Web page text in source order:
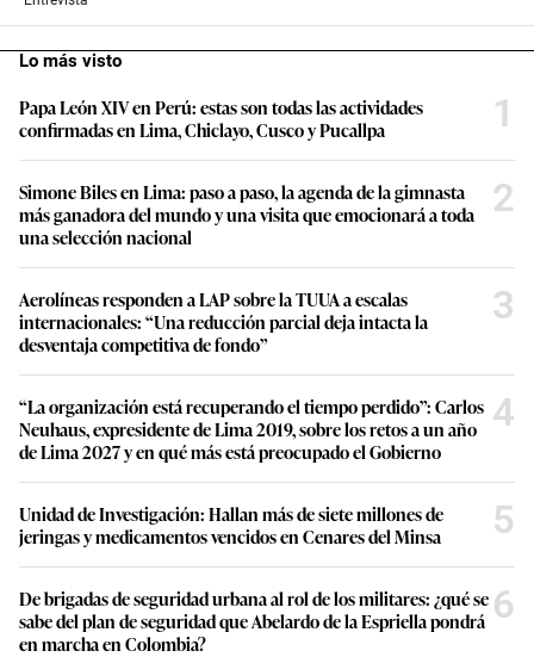
Lo más visto
Papa León XIV en Perú: estas son todas las actividades
confirmadas en Lima, Chiclayo, Cusco y Pucallpa
1
Simone Biles en Lima: paso a paso, la agenda de la gimnasta
más ganadora del mundo y una visita que emocionará a toda
una selección nacional
2
Aerolíneas responden a LAP sobre la TUUA a escalas
internacionales: “Una reducción parcial deja intacta la
desventaja competitiva de fondo”
3
“La organización está recuperando el tiempo perdido”: Carlos
Neuhaus, expresidente de Lima 2019, sobre los retos a un año
de Lima 2027 y en qué más está preocupado el Gobierno
4
Unidad de Investigación: Hallan más de siete millones de
jeringas y medicamentos vencidos en Cenares del Minsa
5
De brigadas de seguridad urbana al rol de los militares: ¿qué se
sabe del plan de seguridad que Abelardo de la Espriella pondrá
en marcha en Colombia?
6